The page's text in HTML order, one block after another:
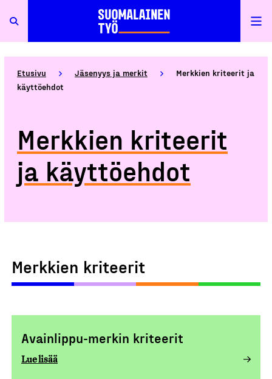
Etusivu Jäsenyys ja merkit
Merkkien kriteerit ja
käyttöehdot
Merkkien kriteerit
ja käyttöehdot
Merkkien kriteerit
Avainlippu-merkin kriteerit
Lue lisää